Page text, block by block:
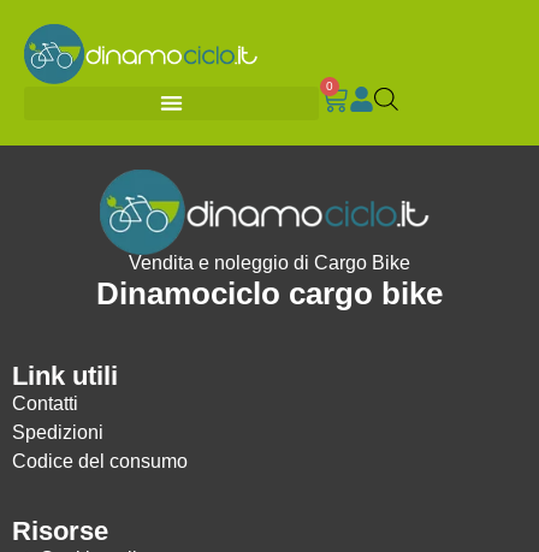
0
Vendita e noleggio di Cargo Bike
Dinamociclo cargo bike
Link utili
Contatti
Spedizioni
Codice del consumo
Risorse